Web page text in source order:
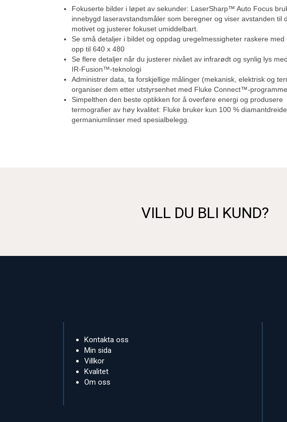
Fokuserte bilder i løpet av sekunder: LaserSharp™ Auto Focus
innebygd laseravstandsmåler som beregner og viser avstanden til
motivet og justerer fokuset umiddelbart.
Se små detaljer i bildet og oppdag uregelmessigheter raskere med
opp til 640 x 480
Se flere detaljer når du justerer nivået av infrarødt og synlig lys
IR-Fusion™-teknologi
Administrer data, ta forskjellige målinger (mekanisk, elektrisk og
organiser dem etter utstyrsenhet med Fluke Connect™-
Simpelthen den beste optikken for å overføre energi og produsere
termografier av høy kvalitet: Fluke bruker kun 100 % diamantdreide
germaniumlinser med spesialbelegg.
VILL DU BLI KUND?
Kontakta oss
Min sida
Villkor
Kvalitet
Om oss